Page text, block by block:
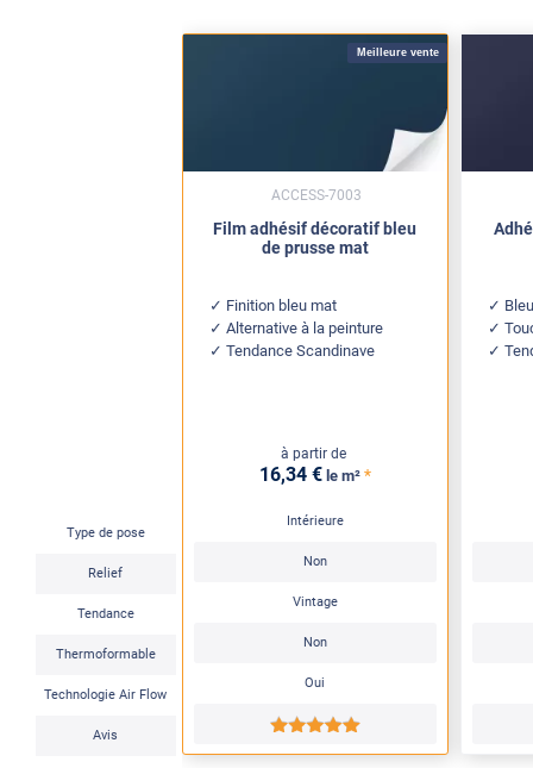
Type de pose
Relief
Tendance
Thermoformable
Technologie Air Flow
Avis
Meilleure vente
Film adhésif décoratif bleu
de prusse mat
Finition bleu mat
Alternative à la peinture
Tendance Scandinave
à partir de
16,34 € le m² *
Intérieure
Non
Vintage
Non
Oui
*****
ACCESS-7003